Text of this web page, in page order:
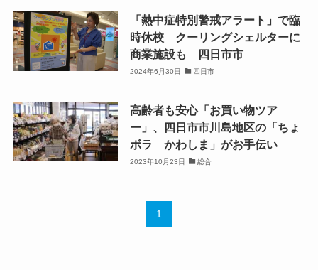
「熱中症特別警戒アラート」で臨
時休校 クーリングシェルターに
商業施設も 四日市市
2024年6月30日 四日市
高齢者も安心「お買い物ツア
ー」、四日市市川島地区の「ちょ
ボラ かわしま」がお手伝い
2023年10月23日 総合
1